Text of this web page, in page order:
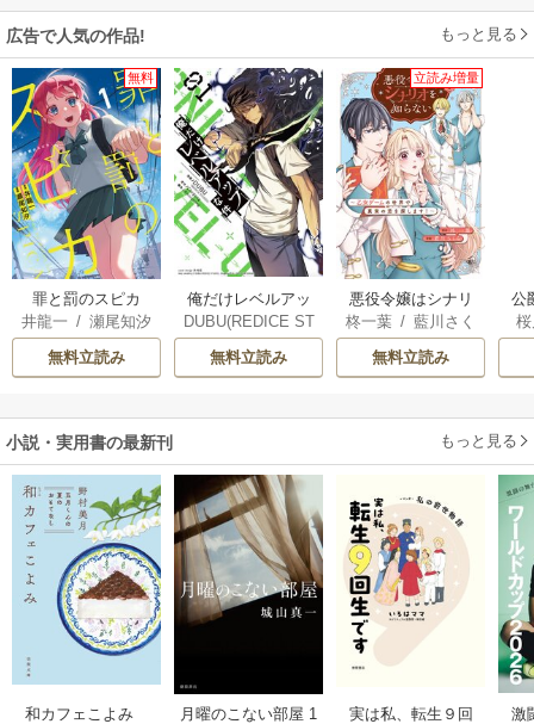
広告で人気の作品! もっと見る
無料
罪と罰のスピカ
井龍一 /瀬尾知汐
無料立読み
俺だけレベルアッ
プな件
DUBU(REDICE ST
UDIO)
/ Chugong
h-goon
無料立読み
立読み増量
悪役令嬢はシナリ
オを知らない ～乙
女ゲームの世界で
真実の恋を探しま
柊一葉 /藍川さく
ら
無料立読み
公
は
小説・実用書の最新刊 もっと見る
和カフェこよみ
月曜のこない部屋 1
実は私、転生９回
激